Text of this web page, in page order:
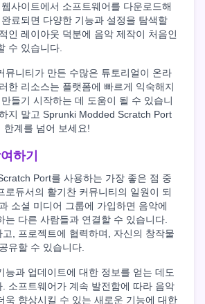
사이트에서 소프트웨어를 다운로드해
료되면 다양한 기능과 설정을 탐색할
인 레이아웃 덕분에 음악 제작이 처음인
수 있습니다.
뮤니티가 만든 수많은 튜토리얼이 온라
한 리소스는 플랫폼에 빠르게 익숙해지
들기 시작하는 데 도움이 될 수 있습니
지 말고 Sprunki Modded Scratch Port
한계를 넘어 보세요!
하기
Port를 사용하는 가장 좋은 점 중
로듀서의 활기찬 커뮤니티의 일원이 되
소셜 미디어 그룹에 가입하면 음악에
는 다른 사람들과 연결할 수 있습니다.
, 프로젝트에 협력하며, 자신의 창작물
유할 수 있습니다.
능과 업데이트에 대한 정보를 얻는 데도
소프트웨어가 계속 발전함에 따라 음악
욱 향상시킬 수 있는 새로운 기능에 대한